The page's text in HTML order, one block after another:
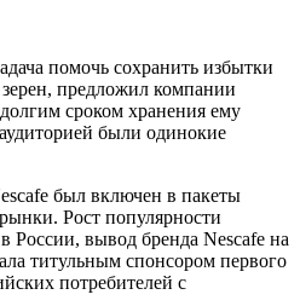
помочь сохранить избытки
предложил компании
сроком хранения ему
были одинокие
был включен в пакеты
Рост популярности
России, вывод бренда Nescafe на
титульным спонсором первого
потребителей с